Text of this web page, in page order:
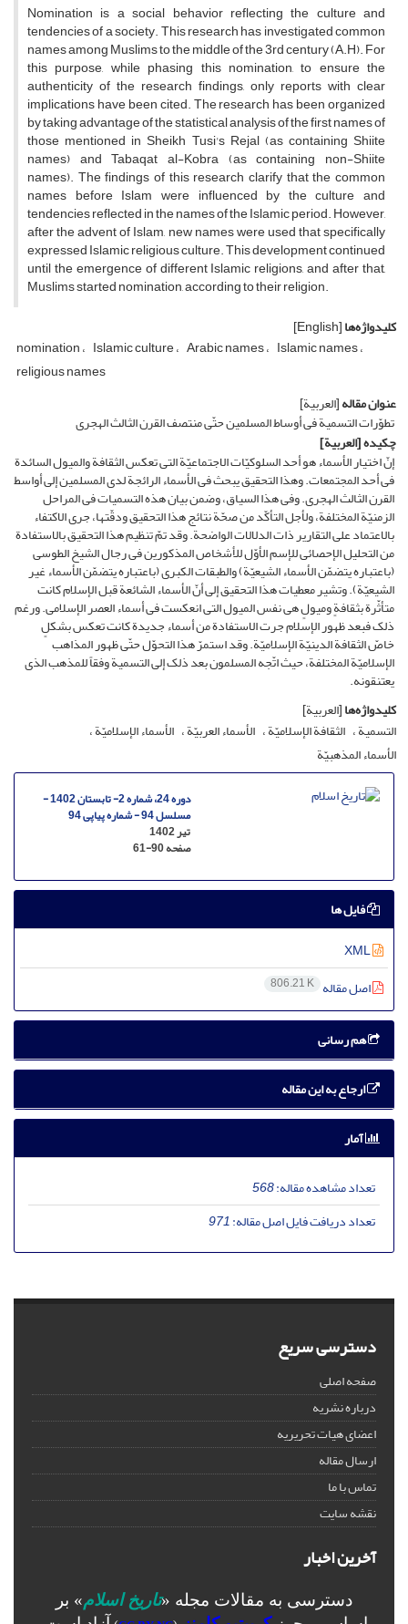
Nomination is a social behavior reflecting the culture and
tendencies of a society. This research has investigated common
names among Muslims to the middle of the 3rd century (A.H). For
this purpose, while phasing this nomination, to ensure the
authenticity of the research findings, only reports with clear
implications have been cited. The research has been organized
by taking advantage of the statistical analysis of the first names of
those mentioned in Sheikh Tusi's Rejal (as containing Shiite
names) and Tabaqat al-Kobra (as containing non-Shiite
names). The findings of this research clarify that the common
names before Islam were influenced by the culture and
tendencies reflected in the names of the Islamic period. However,
after the advent of Islam, new names were used that specifically
expressed Islamic religious culture. This development continued
until the emergence of different Islamic religions, and after that,
Muslims started nomination, according to their religion.
کلیدواژه‌ها[English]
nomination Islamic culture Arabic names Islamic names
religious names
عنوان مقاله[العربیة]
تطوّرات التسمیة فی أوساط المسلمین حتّى منتصف القرن الثالث الهجری
چکیده[العربیة]
إنّ اختیار الأسماء هو أحد السلوکیّات الاجتماعیّة التی تعکس الثقافة والمیول السائدة
فی أحد المجتمعات. وهذا التحقیق یبحث فی الأسماء الرائجة لدى المسلمین إلى أواسط
القرن الثالث الهجری. وفی هذا السیاق، وضمن بیان هذه التسمیات فی المراحل
الزمنیّة المختلفة، ولأجل التأکّد من صحّة نتائج هذا التحقیق ودقّتها، جرى الاکتفاء
بالاعتماد على التقاریر ذات الدلالات الواضحة. وقد تمّ تنظیم هذا التحقیق بالاستفادة
من التحلیل الإحصائی للإسم الأوّل للأشخاص المذکورین فی رجال الشیخ الطوسی
(باعتباره یتضمّن الأسماء الشیعیّة) والطبقات الکبرى (باعتباره یتضمّن الأسماء غیر
الشیعیّة). وتشیر معطیات هذا التحقیق إلى أنّ الأسماء الشائعة قبل الإسلام کانت
متأثّرة بثقافةٍ ومیولٍ هی نفس المیول التی انعکست فی أسماء العصر الإسلامی. ورغم
ذلک فبعد ظهور الإسلام جرت الاستفادة من أسماء جدیدة کانت تعکس بشکلٍ
خاصّ الثقافة الدینیّة الإسلامیّة. وقد استمرّ هذا التحوّل حتّى ظهور المذاهب
الإسلامیّة المختلفة، حیث اتّجه المسلمون بعد ذلک إلى التسمیة وفقاً للمذهب الذی
یعتنقونه.
کلیدواژه‌ها[العربیة]
التسمیة الثقافة الإسلامیّة الأسماء العربیّة الأسماء الإسلامیّة
الأسماء المذهبیّة
دوره 24، شماره 2- تابستان 1402 -
مسلسل 94 - شماره پیاپی 94
تیر 1402
صفحه61-90
فایل ها
اصل مقاله 806.21 K
هم رسانی
ارجاع به این مقاله
آمار
تعداد مشاهده مقاله:568
تعداد دریافت فایل اصل مقاله:971
دسترسی سریع
صفحه اصلی
درباره نشریه
اعضای هیات تحریریه
ارسال مقاله
تماس با ما
نقشه سایت
آخرین اخبار
دسترسی به مقالات مجله «تاریخ اسلام» بر